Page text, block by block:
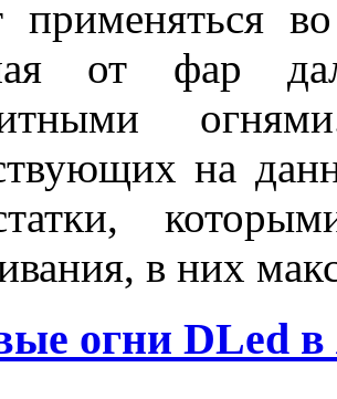
применяться
от фар
на
в них
огни DLed в